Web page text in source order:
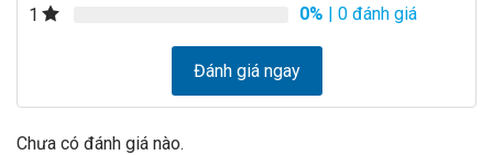
1
0% | 0 đánh giá
Đánh giá ngay
Chưa có đánh giá nào.